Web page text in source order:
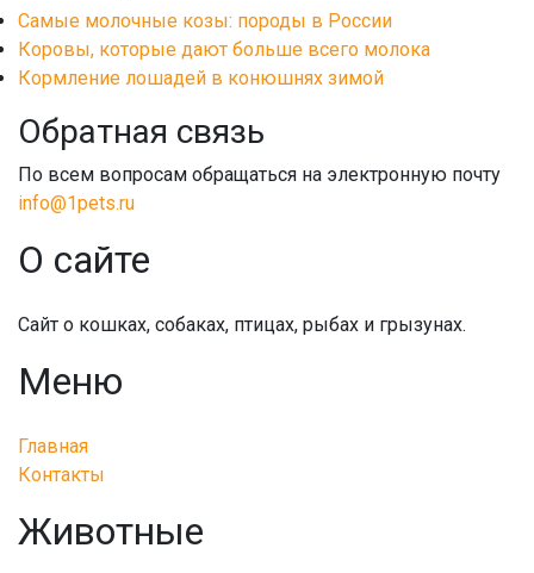
Самые молочные козы: породы в России
Коровы, которые дают больше всего молока
Кормление лошадей в конюшнях зимой
Обратная связь
По всем вопросам обращаться на электронную почту
info@1pets.ru
О сайте
Сайт о кошках, собаках, птицах, рыбах и грызунах.
Меню
Главная
Контакты
Животные